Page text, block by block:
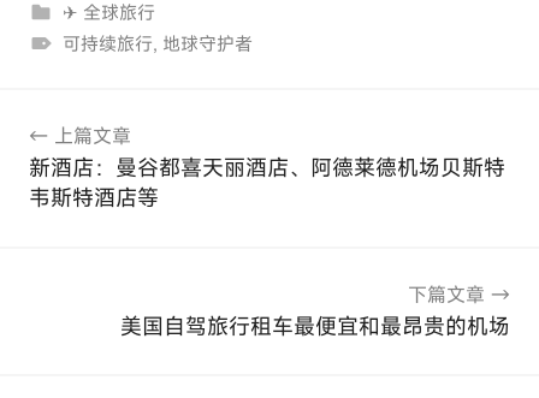
✈ 全球旅行
可持续旅行, 地球守护者
上篇文章
新酒店：曼谷都喜天丽酒店、阿德莱德机场贝斯特
韦斯特酒店等
下篇文章
美国自驾旅行租车最便宜和最昂贵的机场